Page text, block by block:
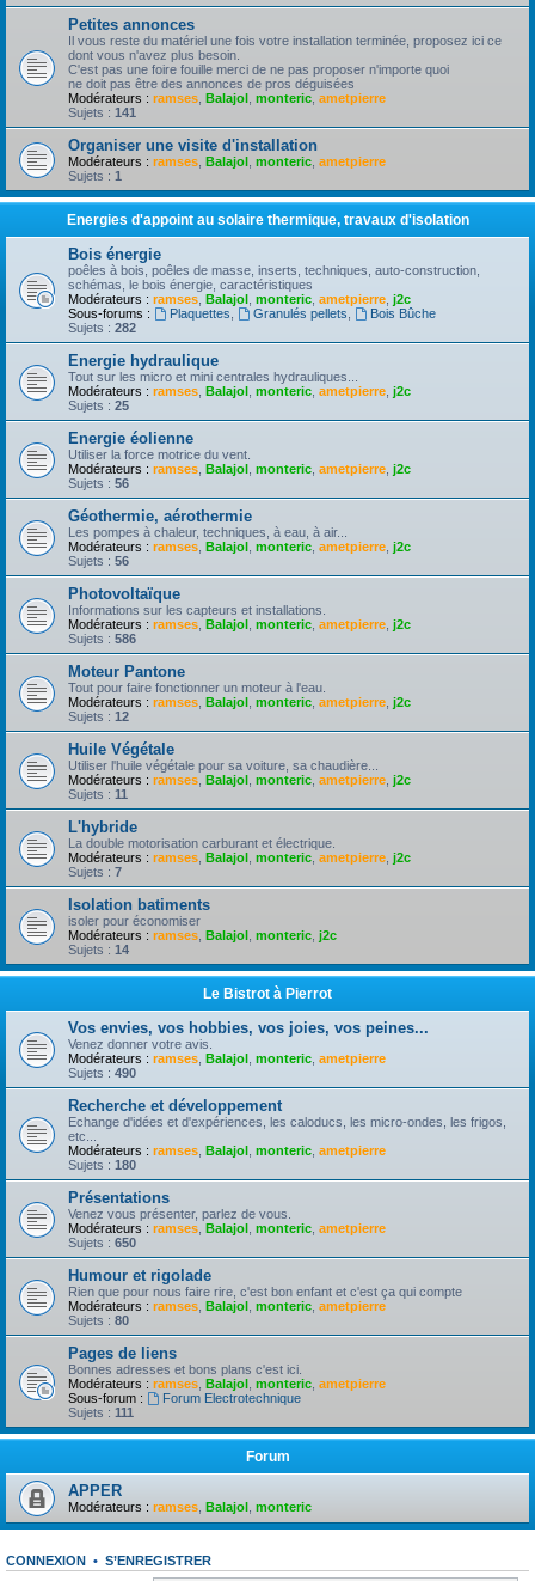
Petites annonces
Il vous reste du matériel une fois votre installation terminée, proposez ici ce
dont vous n'avez plus besoin.
C'est pas une foire fouille merci de ne pas proposer n'importe quoi
ne doit pas être des annonces de pros déguisées
Modérateurs : ramses Balajol monteric ametpierre
Sujets : 141
Organiser une visite d'installation
Modérateurs : ramses Balajol monteric ametpierre
Sujets : 1
Energies d'appoint au solaire thermique, travaux d'isolation
Bois énergie
poêles à bois, poêles de masse, inserts, techniques, auto-construction,
schémas, le bois énergie, caractéristiques
Modérateurs : ramses Balajol monteric ametpierre j2c
Sous-forums :
Plaquettes Granulés pellets
Bois Bûche
Sujets : 282
Energie hydraulique
Tout sur les micro et mini centrales hydrauliques...
Modérateurs : ramses Balajol monteric ametpierre j2c
Sujets : 25
Energie éolienne
Utiliser la force motrice du vent.
Modérateurs : ramses Balajol monteric ametpierre j2c
Sujets : 56
Géothermie, aérothermie
Les pompes à chaleur, techniques, à eau, à air...
Modérateurs : ramses Balajol monteric ametpierre j2c
Sujets : 56
Photovoltaïque
Informations sur les capteurs et installations.
Modérateurs : ramses Balajol monteric ametpierre j2c
Sujets : 586
Moteur Pantone
Tout pour faire fonctionner un moteur à l'eau.
Modérateurs : ramses Balajol monteric ametpierre j2c
Sujets : 12
Huile Végétale
Utiliser l'huile végétale pour sa voiture, sa chaudière...
Modérateurs : ramses Balajol monteric ametpierre j2c
Sujets : 11
L'hybride
La double motorisation carburant et électrique.
Modérateurs : ramses Balajol monteric ametpierre j2c
Sujets : 7
Isolation batiments
isoler pour économiser
Modérateurs : ramses Balajol monteric j2c
Sujets : 14
Le Bistrot à Pierrot
Vos envies, vos hobbies, vos joies, vos peines...
Venez donner votre avis.
Modérateurs : ramses Balajol monteric ametpierre
Sujets : 490
Recherche et développement
Echange d'idées et d'expériences, les caloducs, les micro-ondes, les frigos,
etc...
Modérateurs : ramses Balajol monteric ametpierre
Sujets : 180
Présentations
Venez vous présenter, parlez de vous.
Modérateurs : ramses Balajol monteric ametpierre
Sujets : 650
Humour et rigolade
Rien que pour nous faire rire, c'est bon enfant et c'est ça qui compte
Modérateurs : ramses Balajol monteric ametpierre
Sujets : 80
Pages de liens
Bonnes adresses et bons plans c'est ici.
Modérateurs : ramses Balajol monteric ametpierre
Sous-forum :
Forum Electrotechnique
Sujets : 111
Forum
APPER
Modérateurs : ramses Balajol monteric
CONNEXION • S’ENREGISTRER